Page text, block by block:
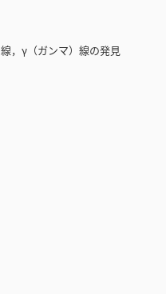
γ（ガンマ）線の発見